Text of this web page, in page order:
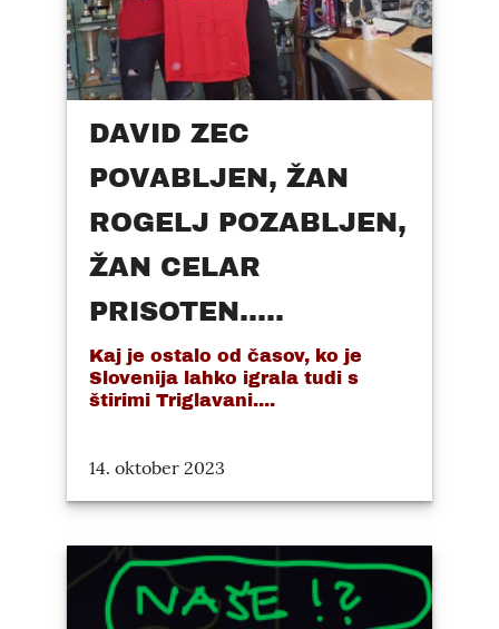
DAVID ZEC
POVABLJEN, ŽAN
ROGELJ POZABLJEN,
ŽAN CELAR
PRISOTEN.....
Kaj je ostalo od časov, ko je
Slovenija lahko igrala tudi s
štirimi Triglavani....
14. oktober 2023